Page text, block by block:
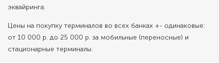
эквайринга.
Цены на покупку терминалов во всех банках +- одинаковые:
от 10 000 р. до 25 000 р. за мобильные (переносные) и
стационарные терминалы.